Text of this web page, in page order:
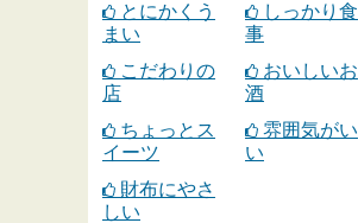
とにかくう
まい
しっかり食
事
こだわりの
店
おいしいお
酒
ちょっとス
イーツ
雰囲気がい
い
財布にやさ
しい